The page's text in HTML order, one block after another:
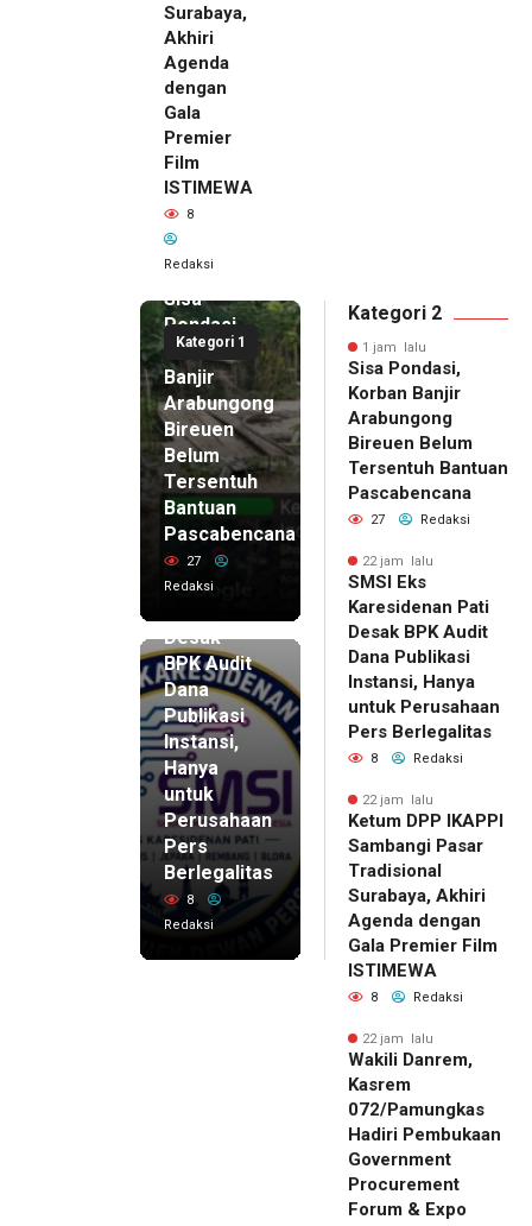
Surabaya,
Akhiri
Agenda
dengan
Gala
Premier
Film
ISTIMEWA
8
Redaksi
Kategori 1
Sisa
Pondasi,
Korban
Banjir
Arabungong
Bireuen
Belum
Tersentuh
Bantuan
Pascabencana
27
Redaksi
22 jam lalu
SMSI Eks
Karesidenan
Desak
BPK Audit
Dana
Publikasi
Instansi,
Hanya
untuk
Perusahaan
Pers
Berlegalitas
8
Redaksi
Kategori 2
1 jam lalu
Sisa Pondasi,
Korban Banjir
Arabungong
Bireuen Belum
Tersentuh Bantuan
Pascabencana
27 Redaksi
22 jam lalu
SMSI Eks
Karesidenan Pati
Desak BPK Audit
Dana Publikasi
Instansi, Hanya
untuk Perusahaan
Pers Berlegalitas
8 Redaksi
22 jam lalu
Ketum DPP IKAPPI
Sambangi Pasar
Tradisional
Surabaya, Akhiri
Agenda dengan
Gala Premier Film
ISTIMEWA
8 Redaksi
22 jam lalu
Wakili Danrem,
Kasrem
072/Pamungkas
Hadiri Pembukaan
Government
Procurement
Forum & Expo